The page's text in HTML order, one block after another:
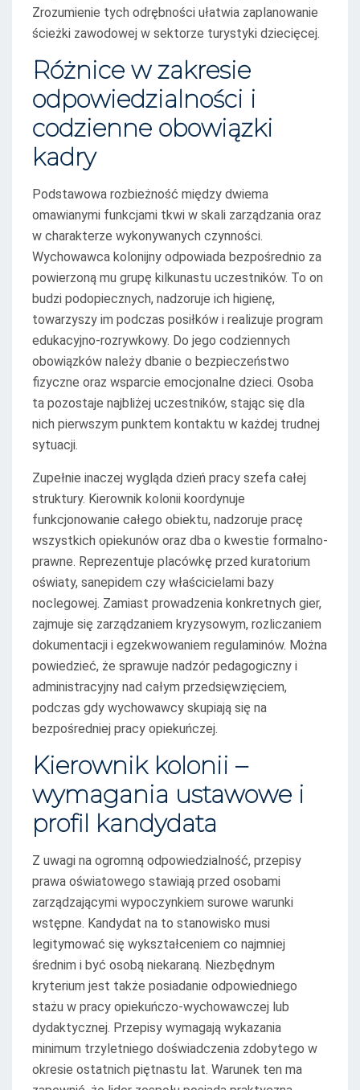
Zrozumienie tych odrębności ułatwia zaplanowanie
ścieżki zawodowej w sektorze turystyki dziecięcej.
Różnice w zakresie
odpowiedzialności i
codzienne obowiązki
kadry
Podstawowa rozbieżność między dwiema
omawianymi funkcjami tkwi w skali zarządzania oraz
w charakterze wykonywanych czynności.
Wychowawca kolonijny odpowiada bezpośrednio za
powierzoną mu grupę kilkunastu uczestników. To on
budzi podopiecznych, nadzoruje ich higienę,
towarzyszy im podczas posiłków i realizuje program
edukacyjno-rozrywkowy. Do jego codziennych
obowiązków należy dbanie o bezpieczeństwo
fizyczne oraz wsparcie emocjonalne dzieci. Osoba
ta pozostaje najbliżej uczestników, stając się dla
nich pierwszym punktem kontaktu w każdej trudnej
sytuacji.
Zupełnie inaczej wygląda dzień pracy szefa całej
struktury. Kierownik kolonii koordynuje
funkcjonowanie całego obiektu, nadzoruje pracę
wszystkich opiekunów oraz dba o kwestie formalno-
prawne. Reprezentuje placówkę przed kuratorium
oświaty, sanepidem czy właścicielami bazy
noclegowej. Zamiast prowadzenia konkretnych gier,
zajmuje się zarządzaniem kryzysowym, rozliczaniem
dokumentacji i egzekwowaniem regulaminów. Można
powiedzieć, że sprawuje nadzór pedagogiczny i
administracyjny nad całym przedsięwzięciem,
podczas gdy wychowawcy skupiają się na
bezpośredniej pracy opiekuńczej.
Kierownik kolonii –
wymagania ustawowe i
profil kandydata
Z uwagi na ogromną odpowiedzialność, przepisy
prawa oświatowego stawiają przed osobami
zarządzającymi wypoczynkiem surowe warunki
wstępne. Kandydat na to stanowisko musi
legitymować się wykształceniem co najmniej
średnim i być osobą niekaraną. Niezbędnym
kryterium jest także posiadanie odpowiedniego
stażu w pracy opiekuńczo-wychowawczej lub
dydaktycznej. Przepisy wymagają wykazania
minimum trzyletniego doświadczenia zdobytego w
okresie ostatnich piętnastu lat. Warunek ten ma